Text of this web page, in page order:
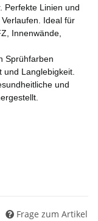
Perfekte Linien und
Ideal für
Innenwände,
Sprühfarben
Langlebigkeit.
und
Frage zum Artikel